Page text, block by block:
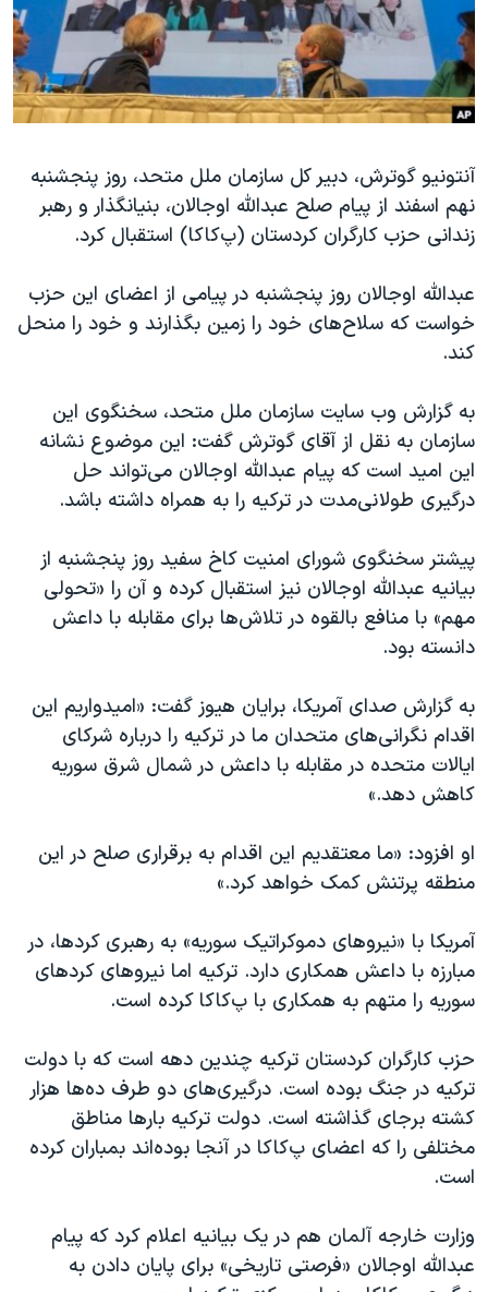
فرهنگ و زندگی
حقوق شهروندی
اقتصادی
اسرائیل در جنگ
گالری عکس
مستندها
انتخابات ریاست جمهوری آمریکا ۲۰۲۴
حمله جمهوری اسلامی به اسرائیل
ورزش زنان در ایران
اعتراضات زن، زندگی، آزادی
تریبونال مردمی آبان ۹۸
دادگاه حمید نوری
قانون شفافیت دارائی کادر رهبری ایران
اعتراضات مردمی آبان ۹۸
اسرائیل در جنگ
همایش محافظه‌کاران آمریکا «سی‌پک»
صفحه‌های ویژه
سفر پرزیدنت ترامپ به چین
دنبال کنید
زبانهای مختلف
آنتونیو گوترش، دبیر کل سازمان ملل متحد، روز پنجشنبه
نهم اسفند از پیام صلح عبدالله اوجالان، بنیانگذار و رهبر
زندانی حزب کارگران کردستان (پ‌کا‌کا) استقبال کرد.
عبدالله اوجالان روز پنجشنبه در پیامی از اعضای این حزب
خواست که سلاح‌های خود را زمین بگذارند و خود را منحل
کند.
به گزارش وب سایت سازمان ملل متحد، سخنگوی این
سازمان به نقل از آقای گوترش گفت: این موضوع نشانه
این امید است که پیام عبدالله اوجالان می‌تواند حل
درگیری طولانی‌مدت در ترکیه را به همراه داشته باشد.
پیشتر سخنگوی شورای امنیت کاخ سفید روز پنجشنبه از
بیانیه عبدالله اوجالان نیز استقبال کرده و آن را «تحولی
مهم» با منافع بالقوه در تلاش‌ها برای مقابله با داعش
دانسته بود.
به گزارش صدای آمریکا، برایان هیوز گفت: «امیدواریم این
اقدام نگرانی‌های متحدان ما در ترکیه‌ را درباره شرکای
ایالات متحده در مقابله با داعش در شمال‌ شرق سوریه
کاهش دهد.»
او افزود: «ما معتقدیم این اقدام به برقراری صلح در این
منطقه پرتنش کمک خواهد کرد.»
آمریکا با «نیروهای دموکراتیک سوریه» به رهبری کردها، در
مبارزه با داعش همکاری دارد. ترکیه اما ‌نیروهای کردهای
سوریه را متهم به همکاری با پ‌کاکا کرده است.
حزب کارگران کردستان ترکیه چندین دهه‌ است که با دولت
ترکیه در جنگ بوده است. درگیری‌های دو طرف ده‌ها هزار
کشته برجای گذاشته است. دولت ترکیه بارها مناطق
مختلفی را که اعضای پ‌کا‌کا در آنجا بوده‌اند بمباران کرده
است.
وزارت خارجه آلمان هم در یک بیانیه اعلام کرد که پیام
عبدالله اوجالان «فرصتی تاریخی» برای پایان دادن به